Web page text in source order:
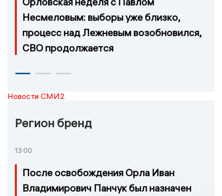
Несмеловым: выборы уже близко,
процесс над Лежневым возобновился,
СВО продолжается
Новости СМИ2
Регион бренд
13:00
После освобождения Орла Иван
Владимирович Панчук был назначен